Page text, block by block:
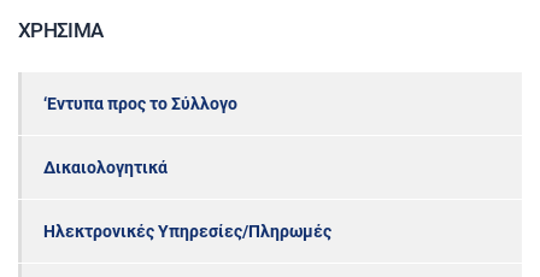
ΧΡΉΣΙΜΑ
‘Εντυπα προς το Σύλλογο
Δικαιολογητικά
Ηλεκτρονικές Υπηρεσίες/Πληρωμές